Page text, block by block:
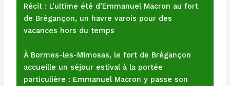
Récit : L’ultime été d’Emmanuel Macron au fort
de Brégançon, un havre varois pour des
vacances hors du temps
À Bormes-les-Mimosas, le fort de Brégançon
accueille un séjour estival à la portée
particulière : Emmanuel Macron y passe son